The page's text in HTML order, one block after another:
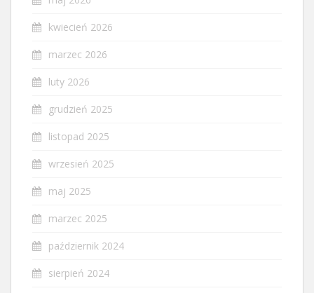
kwiecień 2026
marzec 2026
luty 2026
grudzień 2025
listopad 2025
wrzesień 2025
maj 2025
marzec 2025
październik 2024
sierpień 2024